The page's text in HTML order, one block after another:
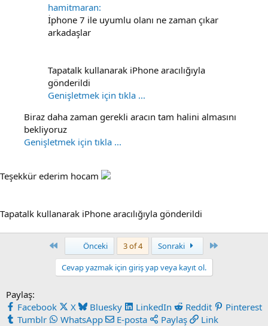
hamitmaran:
İphone 7 ile uyumlu olanı ne zaman çıkar
arkadaşlar
Tapatalk kullanarak iPhone aracılığıyla
gönderildi
Genişletmek için tıkla ...
Biraz daha zaman gerekli aracın tam halini almasını
bekliyoruz
Genişletmek için tıkla ...
Teşekkür ederim hocam
Tapatalk kullanarak iPhone aracılığıyla gönderildi
Önceki 3 of 4 Sonraki
Cevap yazmak için giriş yap veya kayıt ol.
Paylaş:
Facebook
X Bluesky LinkedIn Reddit
Pinterest
Tumblr
WhatsApp E-posta Paylaş Link